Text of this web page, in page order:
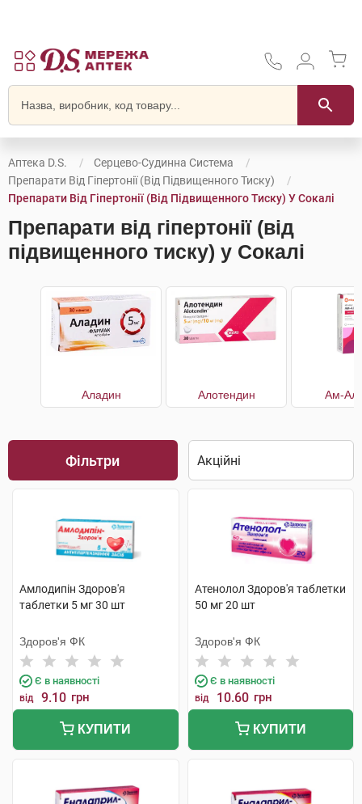
Аптека D.S.
Серцево-Судинна Система
Препарати Від Гіпертонії (від Підвищенного Тиску)
Препарати Від Гіпертонії (від Підвищенного Тиску) У Сокалі
Препарати від гіпертонії (від
підвищенного тиску) у Сокалі
Аладин Алотендин Ам-
Фільтри
Амлодипін Здоров'я
таблетки 5 мг 30 шт
Здоров'я ФК
Є в наявності
від 9.10 грн
КУПИТИ
Атенолол Здоров'я таблетки
50 мг 20 шт
Здоров'я ФК
Є в наявності
від 10.60 грн
КУПИТИ